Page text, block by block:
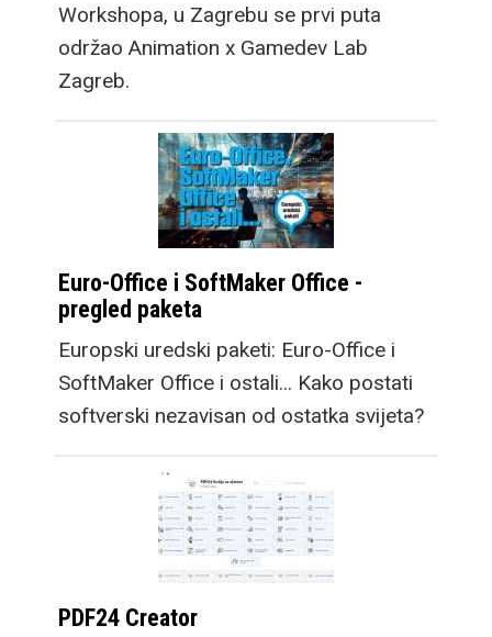
Workshopa, u Zagrebu se prvi puta
održao Animation x Gamedev Lab
Zagreb.
Euro-Office i SoftMaker Office -
pregled paketa
Europski uredski paketi: Euro-Office i
SoftMaker Office i ostali... Kako postati
softverski nezavisan od ostatka svijeta?
PDF24 Creator